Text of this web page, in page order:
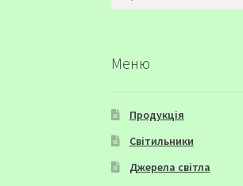
Меню
Продукція
Світильники
Джерела світла